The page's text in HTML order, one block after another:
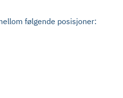
følgende posisjoner: